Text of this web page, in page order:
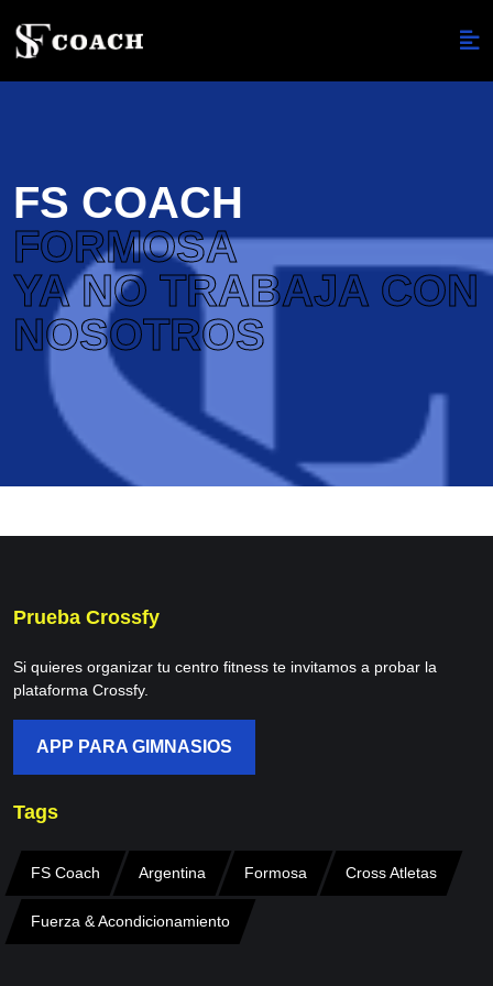
FS COACH
FORMOSA
YA NO TRABAJA CON
NOSOTROS
Prueba Crossfy
Si quieres organizar tu centro fitness te invitamos a probar la
plataforma Crossfy.
APP PARA GIMNASIOS
Tags
FS Coach Argentina Formosa Cross Atletas
Fuerza & Acondicionamiento